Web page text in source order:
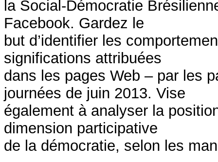
la Social-Démocratie
Facebook. Gardez le
but d’identifier les
significations attribuées
dans les pages Web – par les
journées de juin 2013. Vise
également à analyser la
dimension participative
de la démocratie, selon les